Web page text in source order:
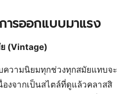
ารออกแบบมาแรง
ย (Vintage)
ความนิยมทุกช่วงทุกสมัยแทบจะ
งจากเป็นสไตล์ที่ดูแล้วคลาสสิ